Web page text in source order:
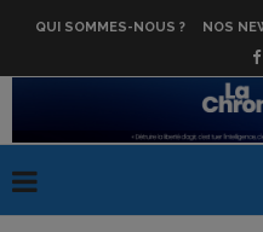
QUI SOMMES-NOUS ? NOS